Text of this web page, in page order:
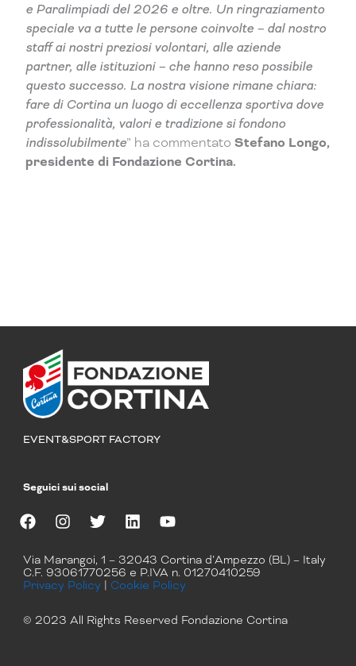
e Paralimpiadi del 2026 e oltre. Un ringraziamento
speciale va a tutte le persone coinvolte – dal nostro
staff ai nostri preziosi volontari, alle aziende
partner, alle istituzioni – che hanno reso possibile
questo successo. La nostra visione rimane chiara:
fare di Cortina un luogo di eccellenza sportiva dove
professionalità, valori e tradizione si fondono
indissolubilmente” ha commentatoStefano Longo,
presidente di Fondazione Cortina.
EVENT&SPORT FACTORY
Seguici sui social
F
a
c
e
o
s
t
g
w
i
t
e
r
i
n
k
d
o
u
t
b
Via Marangoi, 1 – 32043 Cortina d’Ampezzo (BL) – Italy
C.F. 93061770256 e P.IVA n. 01270410259
Privacy Policy | Cookie Policy
© 2023 All Rights Reserved Fondazione Cortina